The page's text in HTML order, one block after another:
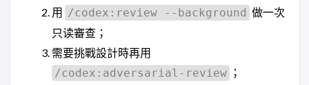
用 /codex:review --background 做一次
只读審查；
需要挑戰設計時再用
/codex:adversarial-review ；